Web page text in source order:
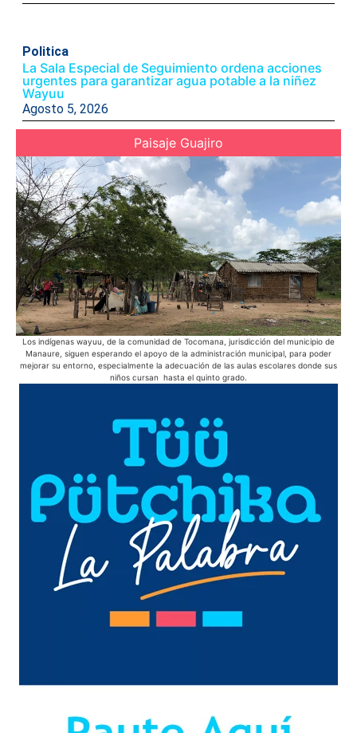
Politica
La Sala Especial de Seguimiento ordena acciones
urgentes para garantizar agua potable a la niñez
Wayuu
Agosto 5, 2026
Paisaje Guajiro
Los indígenas wayuu, de la comunidad de Tocomana, jurisdicción del municipio de
Manaure, siguen esperando el apoyo de la administración municipal, para poder
mejorar su entorno, especialmente la adecuación de las aulas escolares donde sus
niños cursan hasta el quinto grado.